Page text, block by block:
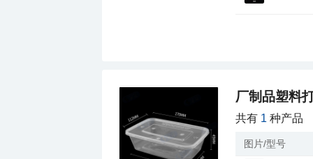
厂制品塑料
共有 1 种产品
图片/型号